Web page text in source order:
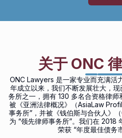
关于 ONC
ONC Lawyers 是一家专业而充满活
年成立以来，我们不断发展壮大，
务所之一，拥有 130 多名合资格律
被《亚洲法律概况》（AsiaLaw
事务所”，并被《钱伯斯与合伙人》
为 “领先律师事务所”。我们在 2018
荣获 “年度最佳债务